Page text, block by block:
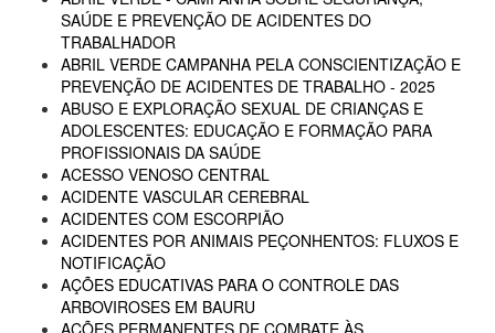
SAÚDE E PREVENÇÃO DE ACIDENTES DO
TRABALHADOR
ABRIL VERDE CAMPANHA PELA CONSCIENTIZAÇÃO E
PREVENÇÃO DE ACIDENTES DE TRABALHO - 2025
ABUSO E EXPLORAÇÃO SEXUAL DE CRIANÇAS E
ADOLESCENTES: EDUCAÇÃO E FORMAÇÃO PARA
PROFISSIONAIS DA SAÚDE
ACESSO VENOSO CENTRAL
ACIDENTE VASCULAR CEREBRAL
ACIDENTES COM ESCORPIÃO
ACIDENTES POR ANIMAIS PEÇONHENTOS: FLUXOS E
NOTIFICAÇÃO
AÇÕES EDUCATIVAS PARA O CONTROLE DAS
ARBOVIROSES EM BAURU
AÇÕES PERMANENTES DE COMBATE ÀS